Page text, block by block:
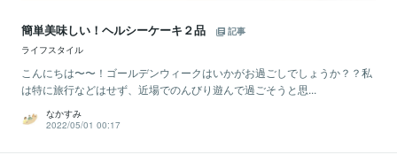
簡単美味しい！ヘルシーケーキ２品
記事
ライフスタイル
こんにちは〜〜！ゴールデンウィークはいかがお過ごしでしょうか？？私
は特に旅行などはせず、近場でのんびり遊んで過ごそうと思...
なかすみ
2022/05/01 00:17